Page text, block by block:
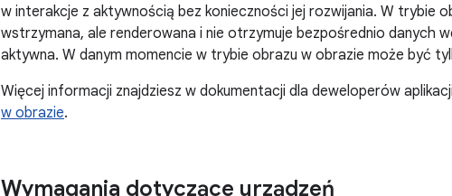
w interakcje z aktywnością bez konieczności jej rozwijania. W trybie
wstrzymana, ale renderowana i nie otrzymuje bezpośrednio danych
aktywna. W danym momencie w trybie obrazu w obrazie może być
Więcej informacji znajdziesz w dokumentacji dla deweloperów
w obrazie.
Wymagania dotyczące urządzeń